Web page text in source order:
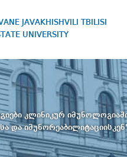
JAVAKHISHVILI TBILISI
UNIVERSITY
კლინიკურ
და